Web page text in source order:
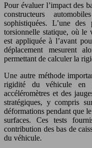
Pour évaluer l’impact des
constructeurs
sophistiquées. L’une
torsionnelle statique, où le
est appliquée à l’avant
déplacement mesurent
permettant de calculer la
Une autre méthode
rigidité du véhicule en
accéléromètres et des
stratégiques, y compris
déformations pendant que
surfaces. Ces tests
contribution des bas de
du véhicule.